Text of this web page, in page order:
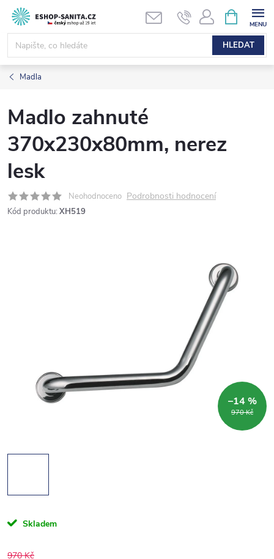
Přejít
obsah
HLEDAT
NÁKUPNÍ
KOŠÍK
Madla
Madlo zahnuté
370x230x80mm, nerez
lesk
Neohodnoceno Podrobnosti hodnocení
Kód produktu: XH519
970 Kč
–14 %
Skladem
970 Kč